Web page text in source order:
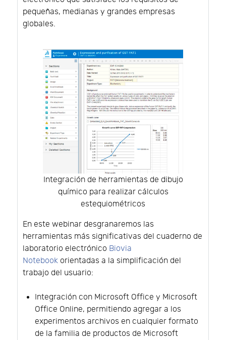
pequeñas, medianas y grandes empresas
globales.
Integración de herramientas de dibujo
químico para realizar cálculos
estequiométricos
En este webinar desgranaremos las
herramientas más significativas del cuaderno de
laboratorio electrónico Biovia
Notebook orientadas a la simplificación del
trabajo del usuario:
Integración con Microsoft Office y Microsoft
Office Online, permitiendo agregar a los
experimentos archivos en cualquier formato
de la familia de productos de Microsoft